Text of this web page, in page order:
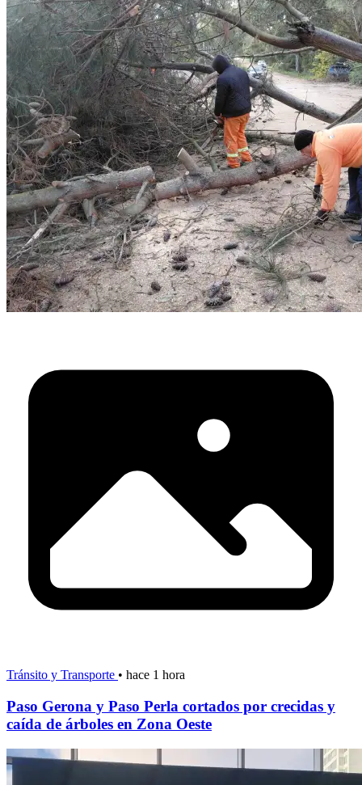
Tránsito y Transporte • hace 1 hora
Paso Gerona y Paso Perla cortados por crecidas y
caída de árboles en Zona Oeste